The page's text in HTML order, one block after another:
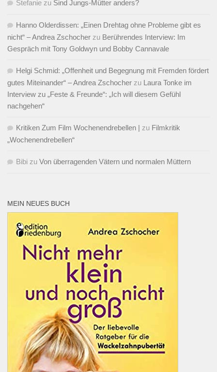
Stefanie zu Sind Jungs-Mütter anders?
Hanno Olderdissen: „Einen Drehtag ohne Probleme gibt es
nicht“ – Andrea Zschocher zu Berührendes Interview: Im
Gespräch mit Tony Goldwyn und Bobby Cannavale
Helgi Schmid: „Offenheit und Begegnung mit Fremden fördert
gutes Miteinander“ – Andrea Zschocher zu Laura Tonke im
Interview zu „Feste & Freunde“: „Ich will diesem Gefühl
nachgehen“
Kritiken Zum Film Wochenendrebellen | zu Filmkritik
„Wochenendrebellen“
Bibi zu Von überragenden Vätern und normalen Müttern
MEIN NEUES BUCH